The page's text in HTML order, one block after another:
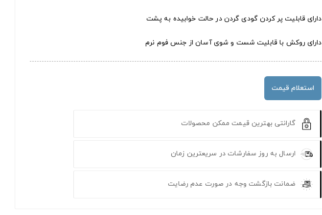
دارای قابلیت پر کردن گودی گردن در حالت خوابیده به پشت
دارای روکش با قابلیت شست و شوی آسان از جنس فوم نرم
استعلام قیمت
گارانتی بهترین قیمت ممکن محصولات
ارسال به روز سفارشات در سریعترین زمان
ضمانت بازگشت وجه در صورت عدم رضایت